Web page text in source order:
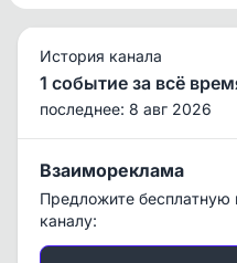
История канала
1 событие за всё
последнее: 8 авг 2026
Взаимореклама
Предложите
каналу: